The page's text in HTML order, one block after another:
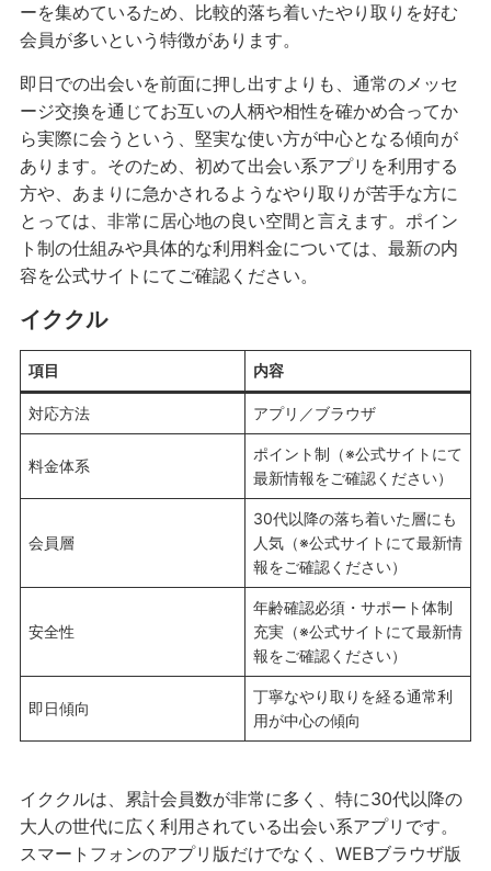
ーを集めているため、比較的落ち着いたやり取りを好む
会員が多いという特徴があります。
即日での出会いを前面に押し出すよりも、通常のメッセ
ージ交換を通じてお互いの人柄や相性を確かめ合ってか
ら実際に会うという、堅実な使い方が中心となる傾向が
あります。そのため、初めて出会い系アプリを利用する
方や、あまりに急かされるようなやり取りが苦手な方に
とっては、非常に居心地の良い空間と言えます。ポイン
ト制の仕組みや具体的な利用料金については、最新の内
容を公式サイトにてご確認ください。
イククル
項目 内容
対応方法 アプリ／ブラウザ
料金体系
ポイント制（※公式サイトにて
最新情報をご確認ください）
会員層
30代以降の落ち着いた層にも
人気（※公式サイトにて最新情
報をご確認ください）
安全性
年齢確認必須・サポート体制
充実（※公式サイトにて最新情
報をご確認ください）
即日傾向
丁寧なやり取りを経る通常利
用が中心の傾向
イククルは、累計会員数が非常に多く、特に30代以降の
大人の世代に広く利用されている出会い系アプリです。
スマートフォンのアプリ版だけでなく、WEBブラウザ版